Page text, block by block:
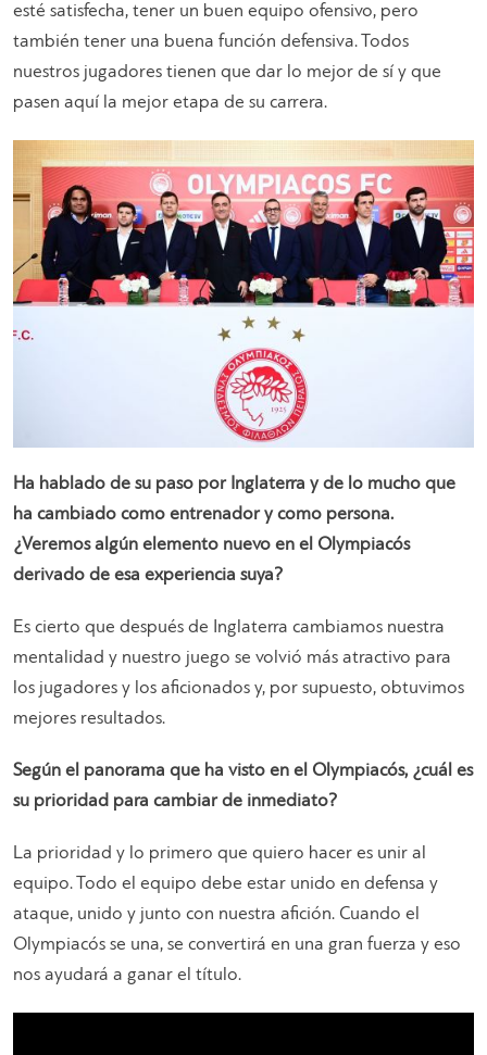
esté satisfecha, tener un buen equipo ofensivo, pero
también tener una buena función defensiva. Todos
nuestros jugadores tienen que dar lo mejor de sí y que
pasen aquí la mejor etapa de su carrera.
Ha hablado de su paso por Inglaterra y de lo mucho que
ha cambiado como entrenador y como persona.
¿Veremos algún elemento nuevo en el Olympiacós
derivado de esa experiencia suya?
Es cierto que después de Inglaterra cambiamos nuestra
mentalidad y nuestro juego se volvió más atractivo para
los jugadores y los aficionados y, por supuesto, obtuvimos
mejores resultados.
Según el panorama que ha visto en el Olympiacós, ¿cuál es
su prioridad para cambiar de inmediato?
La prioridad y lo primero que quiero hacer es unir al
equipo. Todo el equipo debe estar unido en defensa y
ataque, unido y junto con nuestra afición. Cuando el
Olympiacós se una, se convertirá en una gran fuerza y ​​eso
nos ayudará a ganar el título.